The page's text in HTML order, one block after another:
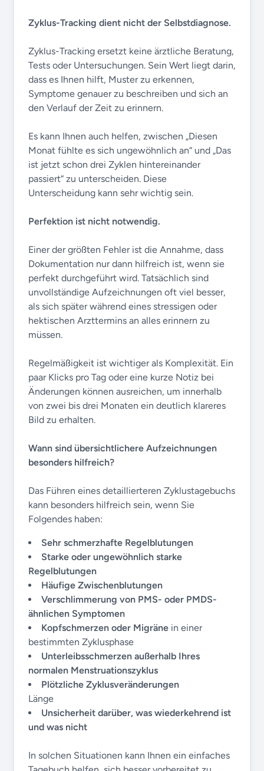
Zyklus-Tracking dient nicht der Selbstdiagnose.
Zyklus-Tracking ersetzt keine ärztliche Beratung,
Tests oder Untersuchungen. Sein Wert liegt darin,
dass es Ihnen hilft, Muster zu erkennen,
Symptome genauer zu beschreiben und sich an
den Verlauf der Zeit zu erinnern.
Es kann Ihnen auch helfen, zwischen „Diesen
Monat fühlte es sich ungewöhnlich an“ und „Das
ist jetzt schon drei Zyklen hintereinander
passiert“ zu unterscheiden. Diese
Unterscheidung kann sehr wichtig sein.
Perfektion ist nicht notwendig.
Einer der größten Fehler ist die Annahme, dass
Dokumentation nur dann hilfreich ist, wenn sie
perfekt durchgeführt wird. Tatsächlich sind
unvollständige Aufzeichnungen oft viel besser,
als sich später während eines stressigen oder
hektischen Arzttermins an alles erinnern zu
müssen.
Regelmäßigkeit ist wichtiger als Komplexität. Ein
paar Klicks pro Tag oder eine kurze Notiz bei
Änderungen können ausreichen, um innerhalb
von zwei bis drei Monaten ein deutlich klareres
Bild zu erhalten.
Wann sind übersichtlichere Aufzeichnungen
besonders hilfreich?
Das Führen eines detaillierteren Zyklustagebuchs
kann besonders hilfreich sein, wenn Sie
Folgendes haben:
Sehr schmerzhafte Regelblutungen
Starke oder ungewöhnlich starke
Regelblutungen
Häufige Zwischenblutungen
Verschlimmerung von PMS- oder PMDS-
ähnlichen Symptomen
Kopfschmerzen oder Migräne in einer
bestimmten Zyklusphase
Unterleibsschmerzen außerhalb Ihres
normalen Menstruationszyklus
Plötzliche Zyklusveränderungen
Länge
Unsicherheit darüber, was wiederkehrend ist
und was nicht
In solchen Situationen kann Ihnen ein einfaches